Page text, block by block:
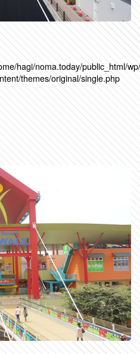
hagi/noma.today/public_html/
themes/original/single.php